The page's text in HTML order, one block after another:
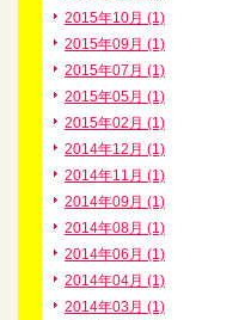
2015年10月 (1)
2015年09月 (1)
2015年07月 (1)
2015年05月 (1)
2015年02月 (1)
2014年12月 (1)
2014年11月 (1)
2014年09月 (1)
2014年08月 (1)
2014年06月 (1)
2014年04月 (1)
2014年03月 (1)